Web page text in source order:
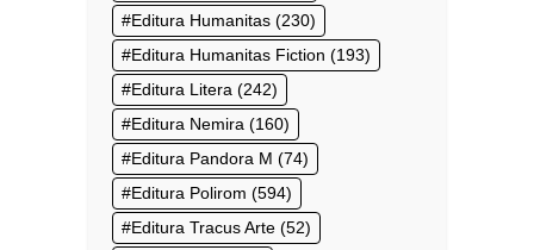
Editura Humanitas (230)
Editura Humanitas Fiction (193)
Editura Litera (242)
Editura Nemira (160)
Editura Pandora M (74)
Editura Polirom (594)
Editura Tracus Arte (52)